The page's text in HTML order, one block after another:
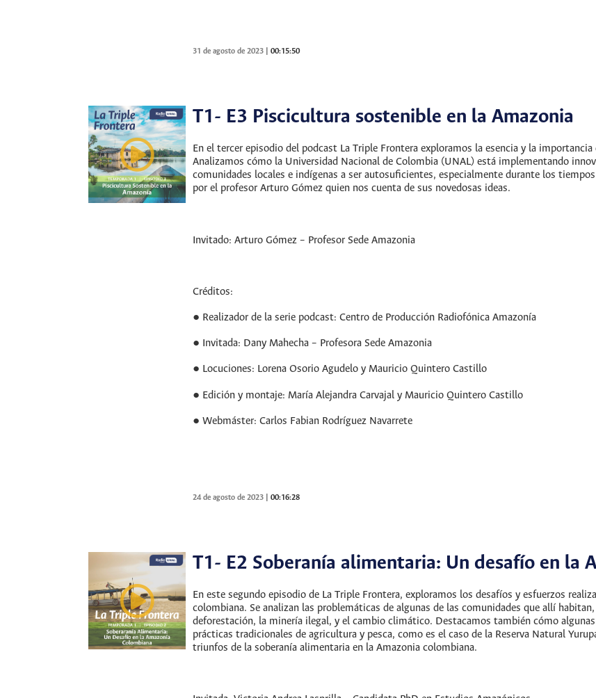
31 de agosto de 2023 00:15:50
T1- E3 Piscicultura sostenible en la Amazonia
En el tercer episodio del podcast La Triple Frontera exploramos la esencia y la
Analizamos cómo la Universidad Nacional de Colombia (UNAL) está implementando
comunidades locales e indígenas a ser autosuficientes, especialmente durante los
por el profesor Arturo Gómez quien nos cuenta de sus novedosas ideas.
Invitado: Arturo Gómez – Profesor Sede Amazonia
Créditos:
● Realizador de la serie podcast: Centro de Producción Radiofónica Amazonía
● Invitada: Dany Mahecha – Profesora Sede Amazonia
● Locuciones: Lorena Osorio Agudelo y Mauricio Quintero Castillo
● Edición y montaje: María Alejandra Carvajal y Mauricio Quintero Castillo
● Webmáster: Carlos Fabian Rodríguez Navarrete
24 de agosto de 2023 00:16:28
T1- E2 Soberanía alimentaria: Un desafío en la
En este segundo episodio de La Triple Frontera, exploramos los desafíos y esfuerzos
colombiana. Se analizan las problemáticas de algunas de las comunidades que allí
deforestación, la minería ilegal, y el cambio climático. Destacamos también cómo
prácticas tradicionales de agricultura y pesca, como es el caso de la Reserva Natural
triunfos de la soberanía alimentaria en la Amazonia colombiana.